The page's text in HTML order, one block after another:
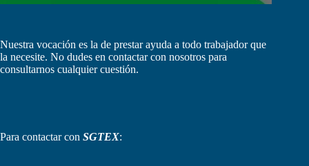
Nuestra vocación es la de prestar ayuda a todo trabajador que
la necesite. No dudes en contactar con nosotros para
consultarnos cualquier cuestión.
Para contactar con SGTEX: